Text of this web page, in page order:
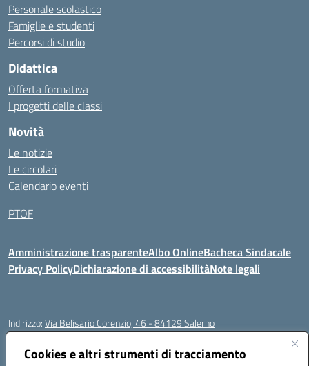
Cookies e altri strumenti di tracciamento
Personale scolastico
Famiglie e studenti
Percorsi di studio
Didattica
Offerta formativa
I progetti delle classi
Novità
Le notizie
Le circolari
Calendario eventi
PTOF
Amministrazione trasparenteAlbo OnlineBacheca Sindacale
Privacy PolicyDichiarazione di accessibilitàNote legali
Indirizzo:Via Belisario Corenzio, 46 - 84129 Salerno
Centralino:
Posta elettronica certificata (PEC):saic8cf006@pec.istruzione.it